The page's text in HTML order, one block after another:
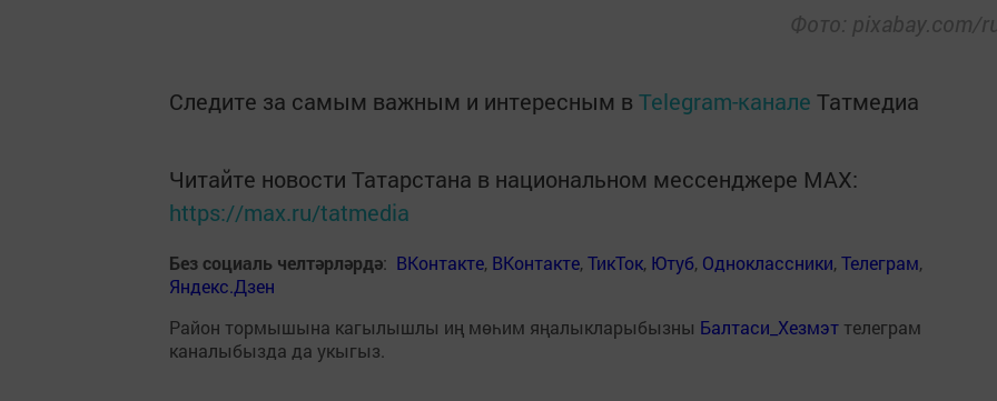
Фото: pixabay.com/
Следите за самым важным и интересным в Telegram-канале Татмедиа
Читайте новости Татарстана в национальном мессенджере MАХ:
https://max.ru/tatmedia
Без социаль челтәрләрдә: ВКонтакте, ВКонтакте,ТикТок, Ютуб, Одноклассники,Телеграм,
Яндекс.Дзен
Район тормышына кагылышлы иң мөһим яңалыкларыбызны Балтаси_Хезмэт телеграм
каналыбызда да укыгыз.